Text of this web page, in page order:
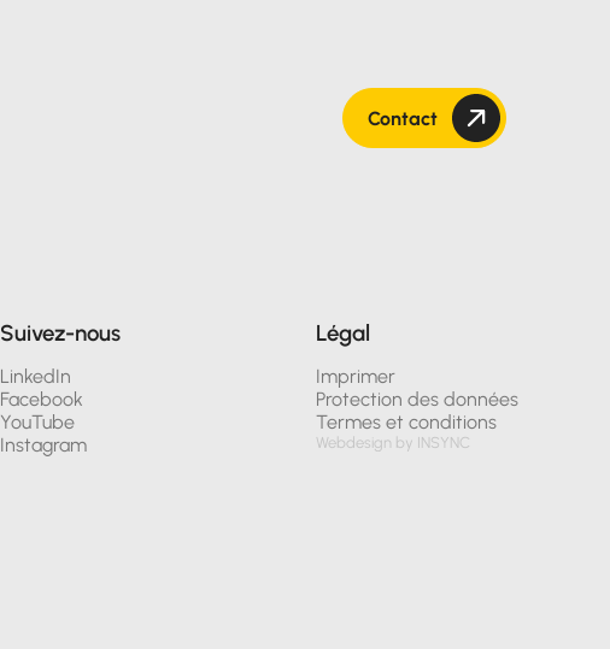
Contact
Suivez-nous
LinkedIn
Facebook
YouTube
Instagram
Légal
Imprimer
Protection des données
Termes et conditions
Webdesign by INSYNC